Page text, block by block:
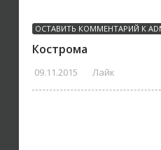
ОСТАВИТЬ КОММЕНТАРИЙ К
Кострома
09.11.2015 Лайк